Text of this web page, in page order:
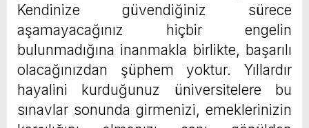
Kendinize güvendiğiniz sürece
aşamayacağınız hiçbir engelin
bulunmadığına inanmakla birlikte, başarılı
olacağınızdan şüphem yoktur. Yıllardır
hayalini kurduğunuz üniversitelere bu
sınavlar sonunda girmenizi, emeklerinizin